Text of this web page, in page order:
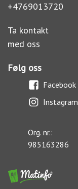
+4769013720
Ta kontakt
med oss
Følg oss
Facebook
Instagram
Org. nr.:
985163286